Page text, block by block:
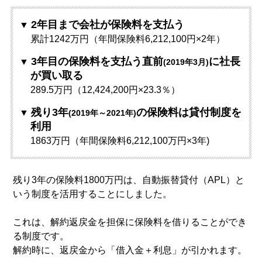
2年目まで会社が保険料を支払う
累計1242万円（年間保険料6,212,100円×2年）
3年目の保険料を支払う直前(2019年3月)に社長
が買い取る
289.5万円（12,424,200円×23.3％）
残り3年(2019年～2021年)の保険料は貸付制度を
利用
1863万円（年間保険料6,212,100万円×3年)
残り3年の保険料1800万円は、自動振替貸付（APL）と
いう制度を活用することにしました。
これは、解約返戻金を担保に保険料を借りることができ
る制度です。
解約時に、返戻金から「借入金＋利息」が引かれます。